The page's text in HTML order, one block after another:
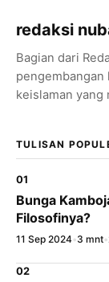
redaksi
Bagian dari
keislaman yang
TULISAN
01
Bunga
Filosofinya?
11 Sep 2024•3 mnt•
02